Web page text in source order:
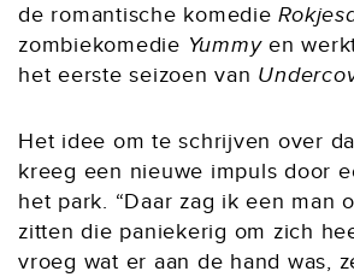
de romantische komedie
zombiekomedie Yummyen
het eerste seizoen van
Het idee om te schrijven over
kreeg een nieuwe impuls door
het park. “Daar zag ik een man
zitten die paniekerig om zich
vroeg wat er aan de hand was,